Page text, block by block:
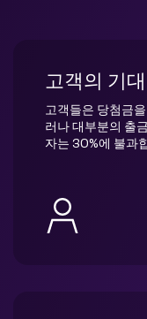
고객의 기
고객들은 당첨금
러나 대부분의 출
자는 30%에 불과